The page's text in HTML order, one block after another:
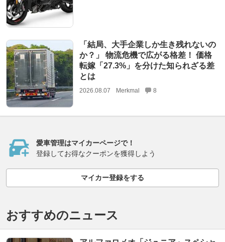
「結局、大手企業しか生き残れないの
か？」 物流危機で広がる格差！ 価格
転嫁「27.3%」を分けた知られざる差
とは
2026.08.07 Merkmal 8
愛車管理はマイカーページで！
登録してお得なクーポンを獲得しよう
マイカー登録をする
おすすめのニュース